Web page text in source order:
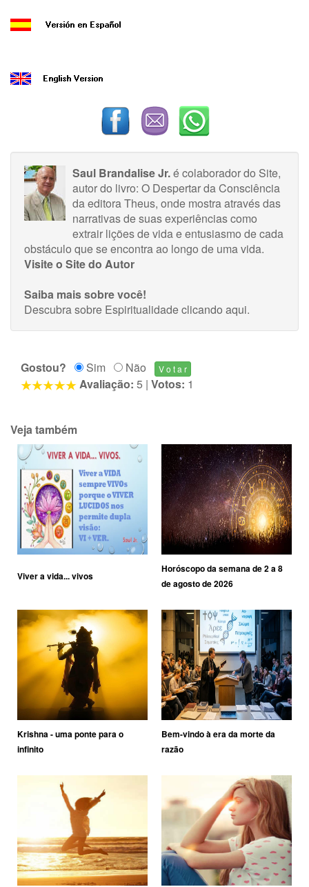
Saul Brandalise Jr.é colaborador do Site,
autor do livro: O Despertar da Consciência
da editora Theus, onde mostra através das
narrativas de suas experiências como
extrair lições de vida e entusiasmo de cada
obstáculo que se encontra ao longo de uma vida.
Visite o Site do Autor
Saiba mais sobre você!
Descubra sobre Espiritualidadeclicando aqui.
Gostou? Sim
Não
Avaliação: 5 | Votos: 1
Veja também
Viver a vida... vivos
Horóscopo da semana de 2 a 8
de agosto de 2026
Krishna - uma ponte para o
infinito
Bem-vindo à era da morte da
razão